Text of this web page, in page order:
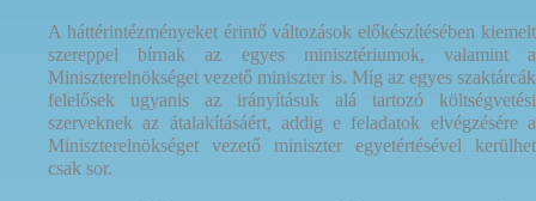
A háttérintézményeket érintő változások előkészítésében kiemelt
szereppel bírnak az egyes minisztériumok, valamint a
Miniszterelnökséget vezető miniszter is. Míg az egyes szaktárcák
felelősek ugyanis az irányításuk alá tartozó költségvetési
szerveknek az átalakításáért, addig e feladatok elvégzésére a
Miniszterelnökséget vezető miniszter egyetértésével kerülhet
csak sor.